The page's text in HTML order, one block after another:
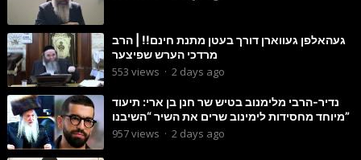
געהאלפן געווארן דורך בעטן מתנת חינם!! | הרב
מרדכי הערש שפיצער
553 views · 2 days ago
נדיר-הרבי מלימנוב בטיש שר חנן בן ארי: תיעוד
מיוחד מחסידות לימינוב שרים את השיר “השיבנו”
957views · 2 days ago